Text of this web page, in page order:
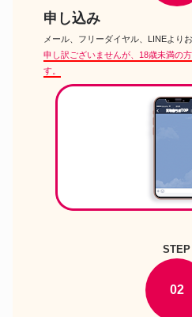
けろけろけろっぴグッズ
非売品 サンリオ 東
ぐでたまグッズ
ぐでたま バルファ
み
キキララグッズ
Sanrio サンリオ 日
ラ リトルツインスタ
最初期 哺乳瓶モチー
コンピュータ コネク
ハローキティのぬいぐるみ
2005 チャーミーキ
るみ チャーミー 猫
2024年版 ハローキ
メロディ シナモロー
コ クロミ キツネ
ぬいぐるみ クロミ
ンぬいぐるみ マイメ
申し込み
メール、フリーダイヤル、LINEより
申し訳ございませんが、18歳未満の
す。
STEP
02